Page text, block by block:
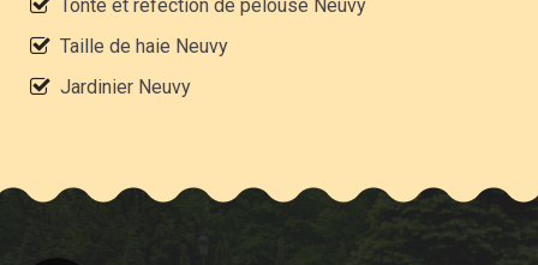
Tonte et réfection de pelouse Neuvy
Taille de haie Neuvy
Jardinier Neuvy